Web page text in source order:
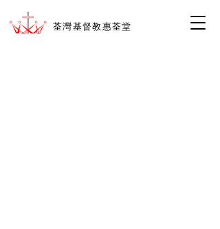
荃灣基督教惠荃堂